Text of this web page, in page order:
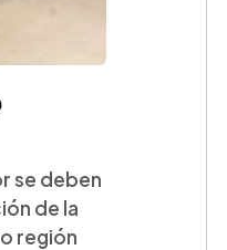
se deben
de la
región